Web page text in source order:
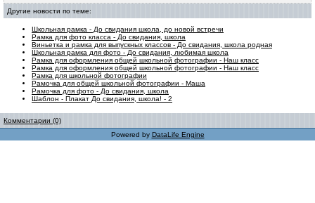
Другие новости по теме:
Школьная рамка - До свидания школа, до новой встречи
Рамка для фото класса - До свидания, школа
Виньетка и рамка для выпускных классов - До свидания, школа родная
Школьная рамка для фото - До свидания, любимая школа
Рамка для оформления общей школьной фотографии - Наш класс
Рамка для оформления общей школьной фотографии - Наш класс
Рамка для школьной фотографии
Рамочка для общей школьной фотографии - Маша
Рамочка для фото - До свидания, школа
Шаблон - Плакат До свидания, школа! - 2
Комментарии (0)
Powered by DataLife Engine